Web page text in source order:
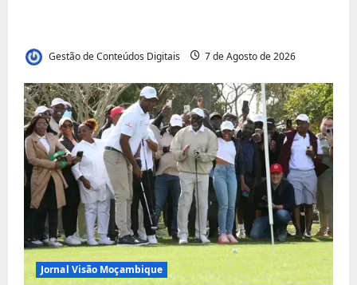
Gestão de Conteúdos Digitais 7 de Agosto de 2026
Jornal Visão Moçambique